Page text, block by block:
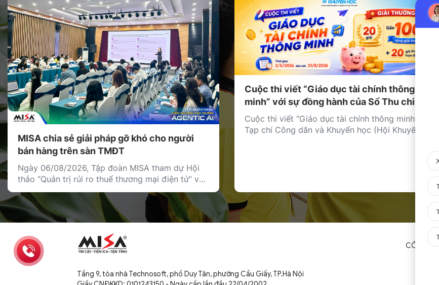
MISA chia sẻ giải pháp gỡ khó cho người
bán hàng trên sàn TMĐT
Ngày 06/08/2026, Tập đoàn MISA tham dự Hội
thảo “Quản trị rủi ro thuế thương mại điện tử” với
vai trò đại diện khối doanh nghiệp cung cấp giải
pháp công nghệ, chia sẻ giải pháp giúp cá nhân,
hộ kinh doanh và doanh nghiệp bán hàng trên
nền tảng thương mại điện tử quản […]
Cuộc thi viết “Giáo dục tài chính thông
minh” với sự đồng hành của Sổ Thu chi
MISA
Cuộc thi viết “Giáo dục tài chính thông minh” do
Tạp chí Công dân và Khuyến học (Hội Khuyến
CÔNG TY
Tầng 9, tòa nhà Technosoft, phố Duy Tân, phường Cầu Giấy,TP.Hà Nội